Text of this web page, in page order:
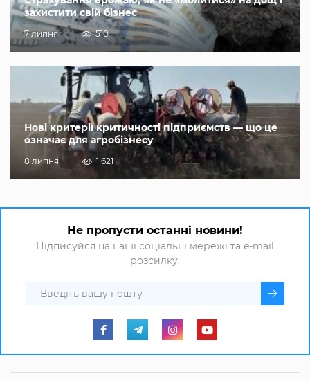
захистити свій бізнес
7 липня 510
Нові критерії критичності підприємств — що це
означає для агробізнесу
8 липня 1 621
Не пропусти останні новини!
Підписуйся на наші соціальні мережі та e-mail
розсилку.